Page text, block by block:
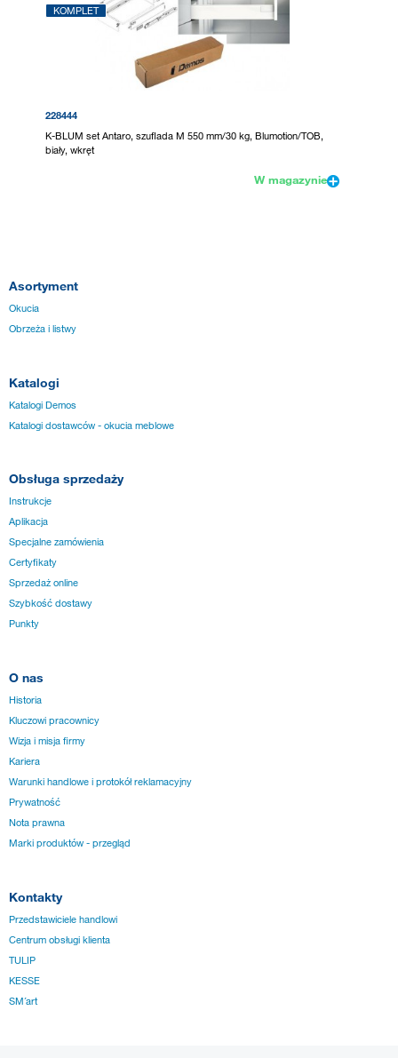
KOMPLET
228444
K-BLUM set Antaro, szuflada M 550 mm/30 kg, Blumotion/TOB,
biały, wkręt
W magazynie
Asortyment
Okucia
Obrzeża i listwy
Katalogi
Katalogi Demos
Katalogi dostawców - okucia meblowe
Obsługa sprzedaży
Instrukcje
Aplikacja
Specjalne zamówienia
Certyfikaty
Sprzedaż online
Szybkość dostawy
Punkty
O nas
Historia
Kluczowi pracownicy
Wizja i misja firmy
Kariera
Warunki handlowe i protokół reklamacyjny
Prywatność
Nota prawna
Marki produktów - przegląd
Kontakty
Przedstawiciele handlowi
Centrum obsługi klienta
TULIP
KESSE
SM´art